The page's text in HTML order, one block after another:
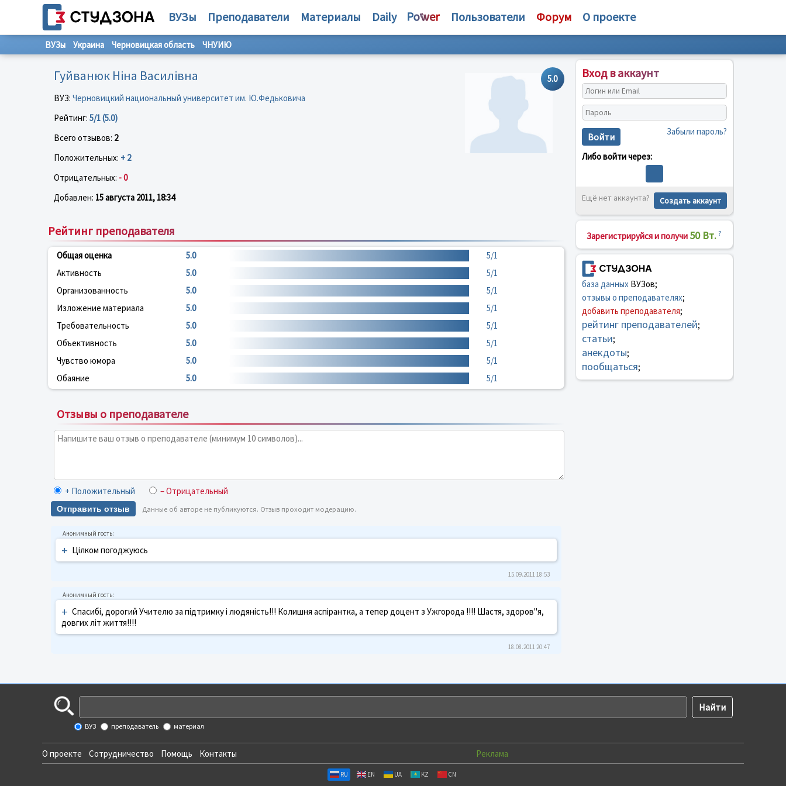
ВУЗы Преподаватели Материалы Daily Пользователи Форум О проекте
ВУЗы Украина Черновицкая область ЧНУИЮ
5.0
Гуйванюк Ніна Василівна
ВУЗ: Черновицкий национальный университет им. Ю.Федьковича
Рейтинг: 5/1 (5.0)
Всего отзывов: 2
Положительных: + 2
Отрицательных: - 0
Добавлен: 15 августа 2011, 18:34
Рейтинг преподавателя
Общая оценка 5.0
5/1
Активность
5.0
5/1
Организованность
5.0
5/1
Изложение материала
5.0
5/1
Требовательность
5.0
5/1
Объективность
5.0
5/1
Чувство юмора
5.0
5/1
Обаяние
5.0 5/1
Отзывы о преподавателе
+ Положительный – Отрицательный
Отправить отзыв Данные об авторе не публикуются. Отзыв проходит модерацию.
+ Цілком погоджуюсь
15.09.2011 18:53
+ Спасибі, дорогий Учителю за підтримку і людяність!!! Колишня аспірантка, а тепер доцент з Ужгорода !!!! Шастя, здоров"я,
довгих літ життя!!!!
18.08.2011 20:47
Вход в аккаунт
Войти Забыли пароль?
Либо войти через:
Ещё нет аккаунта? Создать аккаунт
Зарегистрируйся и получи 50 Вт. ?
база данныхВУЗов;
отзывы о преподавателях;
добавить преподавателя;
рейтинг преподавателей;
статьи;
анекдоты;
пообщаться;
ВУЗ преподаватель материал
О проекте Сотрудничество Помощь Контакты Реклама
RU EN UA KZ CN